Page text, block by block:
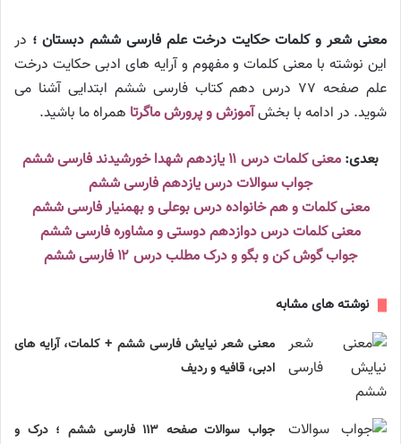
معنی شعر و کلمات حکایت درخت علم فارسی ششم دبستان ؛ در
این نوشته با معنی کلمات و مفهوم و آرایه های ادبی حکایت درخت
علم صفحه ۷۷ درس دهم کتاب فارسی ششم ابتدایی آشنا می
شوید. در ادامه با بخشآموزش و پرورش ماگرتا همراه ما باشید.
بعدی: معنی کلمات درس ۱۱ یازدهم شهدا خورشیدند فارسی ششم
جواب سوالات درس یازدهم فارسی ششم
معنی کلمات و هم خانواده درس بوعلی و بهمنیار فارسی ششم
معنی کلمات درس دوازدهم دوستی و مشاوره فارسی ششم
جواب گوش کن و بگو و درک مطلب درس ۱۲ فارسی ششم
نوشته های مشابه
معنی شعر نیایش فارسی ششم + کلمات، آرایه های
ادبی، قافیه و ردیف
جواب سوالات صفحه ۱۱۳ فارسی ششم ؛ درک و